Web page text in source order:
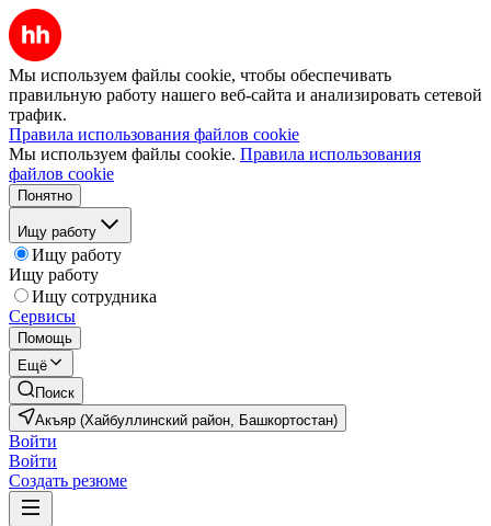
Мы используем файлы cookie, чтобы обеспечивать
правильную работу нашего веб-сайта и анализировать сетевой
трафик.
Правила использования файлов cookie
Мы используем файлы cookie. Правила использования
файлов cookie
Понятно
Ищу работу
Ищу работу
Ищу работу
Ищу сотрудника
Сервисы
Помощь
Ещё
Поиск
Акъяр (Хайбуллинский район, Башкортостан)
Войти
Войти
Создать резюме